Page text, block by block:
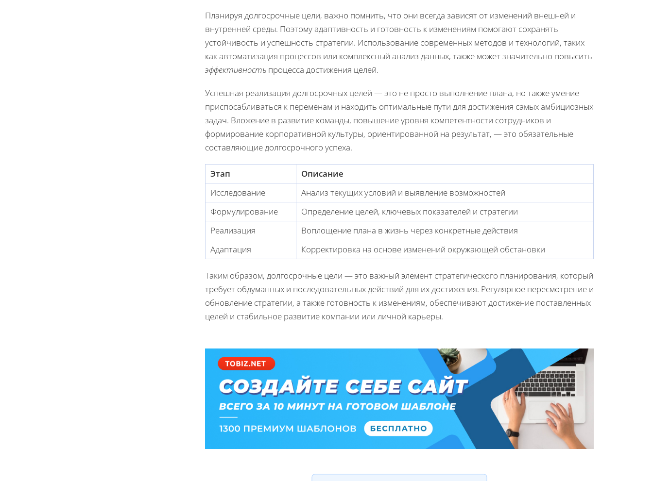
Планируя долгосрочные цели, важно помнить, что они всегда зависят от изменений внешней и
внутренней среды. Поэтому адаптивность и готовность к изменениям помогают сохранять
устойчивость и успешность стратегии. Использование современных методов и технологий, таких
как автоматизация процессов или комплексный анализ данных, также может значительно повысить
эффективность процесса достижения целей.
Успешная реализация долгосрочных целей — это не просто выполнение плана, но также умение
приспосабливаться к переменам и находить оптимальные пути для достижения самых амбициозных
задач. Вложение в развитие команды, повышение уровня компетентности сотрудников и
формирование корпоративной культуры, ориентированной на результат, — это обязательные
составляющие долгосрочного успеха.
Этап
Описание
Исследование
Анализ текущих условий и выявление возможностей
Формулирование
Определение целей, ключевых показателей и стратегии
Реализация
Воплощение плана в жизнь через конкретные действия
Адаптация
Корректировка на основе изменений окружающей обстановки
Таким образом, долгосрочные цели — это важный элемент стратегического планирования, который
требует обдуманных и последовательных действий для их достижения. Регулярное пересмотрение и
обновление стратегии, а также готовность к изменениям, обеспечивают достижение поставленных
целей и стабильное развитие компании или личной карьеры.